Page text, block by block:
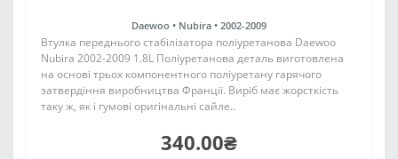
Daewoo • Nubira • 2002-2009
Втулка переднього стабілізатора поліуретанова Daewoo
Nubira 2002-2009 1.8L Поліуретанова деталь виготовлена
на основі трьох компонентного поліуретану гарячого
затвердіння виробництва Франції. Виріб має жорсткість
таку ж, як і гумові оригінальні сайле..
340.00₴